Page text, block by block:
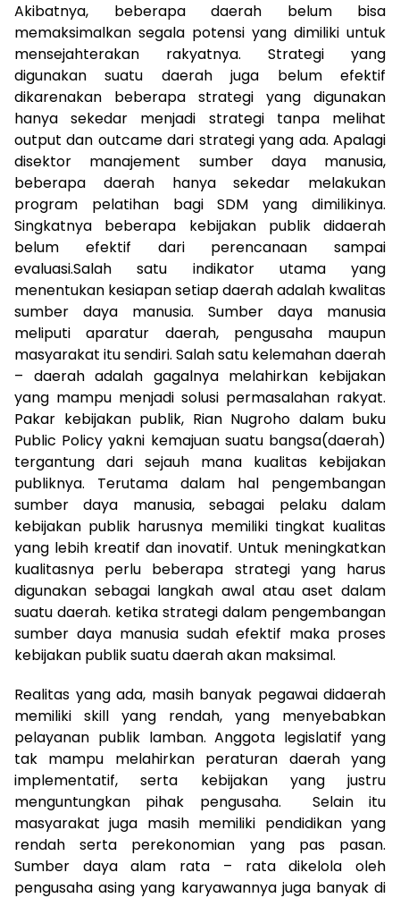
Akibatnya, beberapa daerah belum bisa
memaksimalkan segala potensi yang dimiliki untuk
mensejahterakan rakyatnya. Strategi yang
digunakan suatu daerah juga belum efektif
dikarenakan beberapa strategi yang digunakan
hanya sekedar menjadi strategi tanpa melihat
output dan outcame dari strategi yang ada. Apalagi
disektor manajement sumber daya manusia,
beberapa daerah hanya sekedar melakukan
program pelatihan bagi SDM yang dimilikinya.
Singkatnya beberapa kebijakan publik didaerah
belum efektif dari perencanaan sampai
evaluasi.Salah satu indikator utama yang
menentukan kesiapan setiap daerah adalah kwalitas
sumber daya manusia. Sumber daya manusia
meliputi aparatur daerah, pengusaha maupun
masyarakat itu sendiri. Salah satu kelemahan daerah
– daerah adalah gagalnya melahirkan kebijakan
yang mampu menjadi solusi permasalahan rakyat.
Pakar kebijakan publik, Rian Nugroho dalam buku
Public Policy yakni kemajuan suatu bangsa(daerah)
tergantung dari sejauh mana kualitas kebijakan
publiknya. Terutama dalam hal pengembangan
sumber daya manusia, sebagai pelaku dalam
kebijakan publik harusnya memiliki tingkat kualitas
yang lebih kreatif dan inovatif. Untuk meningkatkan
kualitasnya perlu beberapa strategi yang harus
digunakan sebagai langkah awal atau aset dalam
suatu daerah. ketika strategi dalam pengembangan
sumber daya manusia sudah efektif maka proses
kebijakan publik suatu daerah akan maksimal.
Realitas yang ada, masih banyak pegawai didaerah
memiliki skill yang rendah, yang menyebabkan
pelayanan publik lamban. Anggota legislatif yang
tak mampu melahirkan peraturan daerah yang
implementatif, serta kebijakan yang justru
menguntungkan pihak pengusaha. Selain itu
masyarakat juga masih memiliki pendidikan yang
rendah serta perekonomian yang pas pasan.
Sumber daya alam rata – rata dikelola oleh
pengusaha asing yang karyawannya juga banyak di